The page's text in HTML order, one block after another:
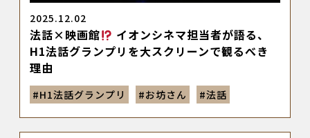
2025.12.02
法話×映画館
イオンシネマ担当者が語る、
H1法話グランプリを大スクリーンで観るべき
理由
#H1法話グランプリ #お坊さん #法話